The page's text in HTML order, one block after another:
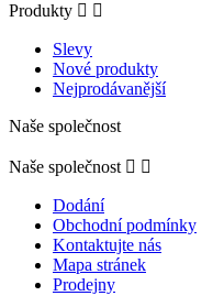
Produkty  
Slevy
Nové produkty
Nejprodávanější
Naše společnost
Naše společnost  
Dodání
Obchodní podmínky
Kontaktujte nás
Mapa stránek
Prodejny